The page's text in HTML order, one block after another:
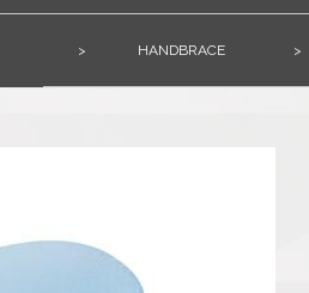
> HANDBRACE >